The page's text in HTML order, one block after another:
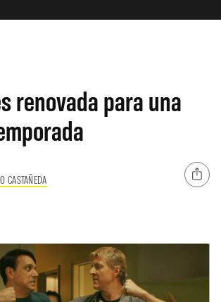
renovada para una
CASTAÑEDA